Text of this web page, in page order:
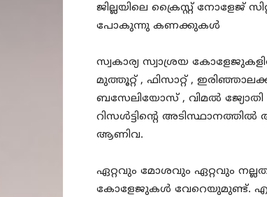
ജില്ലയിലെ ക്രൈസ്റ്റ് നോളേജ്
പോകുന്നു കണക്കുകൾ
സ്വകാര്യ സ്വാശ്രയ
മുത്തൂറ്റ് , ഫിസാറ്റ് ,
ബസേലിയോസ് , വിമൽ ജ്യോതി
റിസൾട്ടിന്റെ
ആണിവ.
ഏറ്റവും മോശവും ഏറ്റവും
കോളേജുകൾ വേറെയുമുണ്ട്.